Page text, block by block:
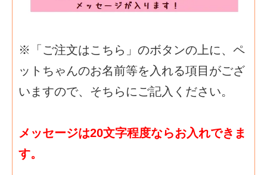
※「ご注文はこちら」のボタンの上に、ペ
ットちゃんのお名前等を入れる項目がござ
いますので、そちらにご記入ください。
メッセージは20文字程度ならお入れできま
す。